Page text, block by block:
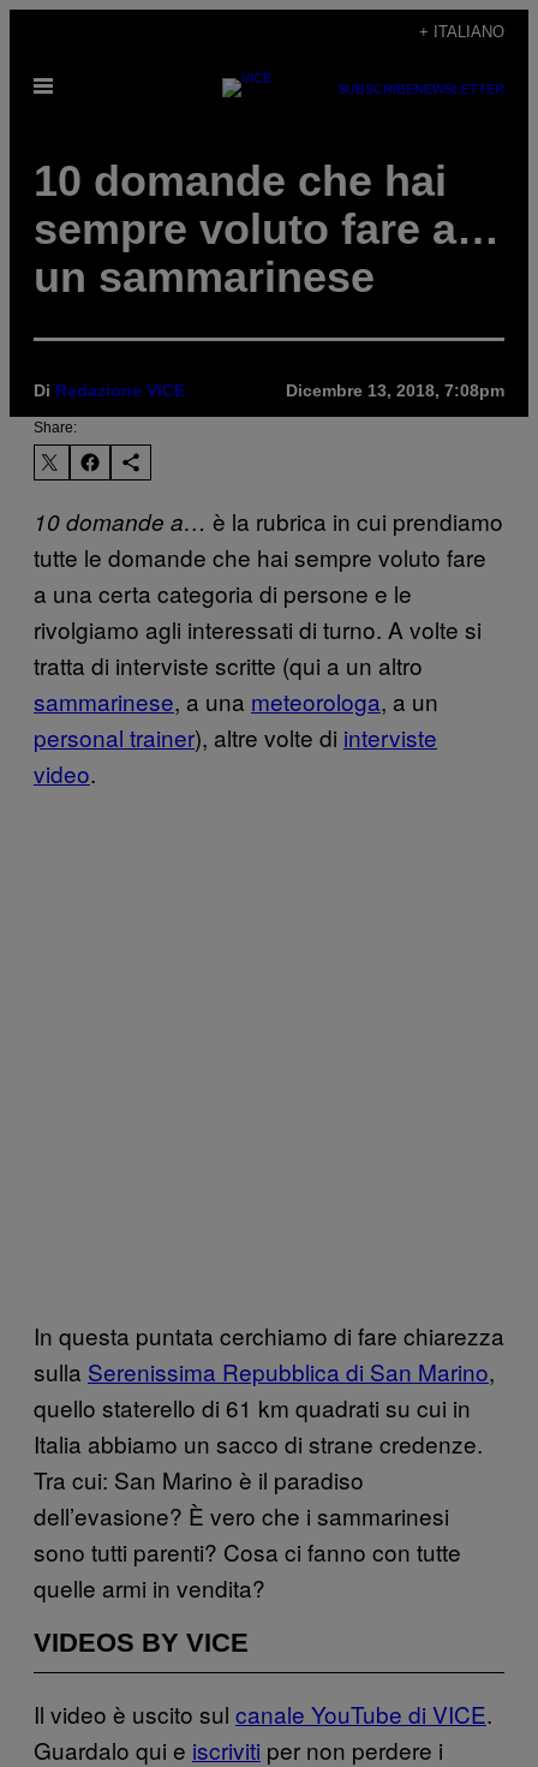
contenuto
+ ITALIANO
Apri
SUBSCRIBENEWSLETTER
10 domande che hai
sempre voluto fare a…
un sammarinese
Di Redazione VICE Dicembre 13, 2018, 7:08pm
Share:
10 domande a… è la rubrica in cui prendiamo
tutte le domande che hai sempre voluto fare
a una certa categoria di persone e le
rivolgiamo agli interessati di turno. A volte si
tratta di interviste scritte (qui a un altro
sammarinese, a una meteorologa, a un
personal trainer), altre volte di interviste
video.
In questa puntata cerchiamo di fare chiarezza
sulla Serenissima Repubblica di San Marino,
quello staterello di 61 km quadrati su cui in
Italia abbiamo un sacco di strane credenze.
Tra cui: San Marino è il paradiso
dell’evasione? È vero che i sammarinesi
sono tutti parenti? Cosa ci fanno con tutte
quelle armi in vendita?
VIDEOS BY VICE
Il video è uscito sul canale YouTube di VICE.
Guardalo qui e iscriviti per non perdere i